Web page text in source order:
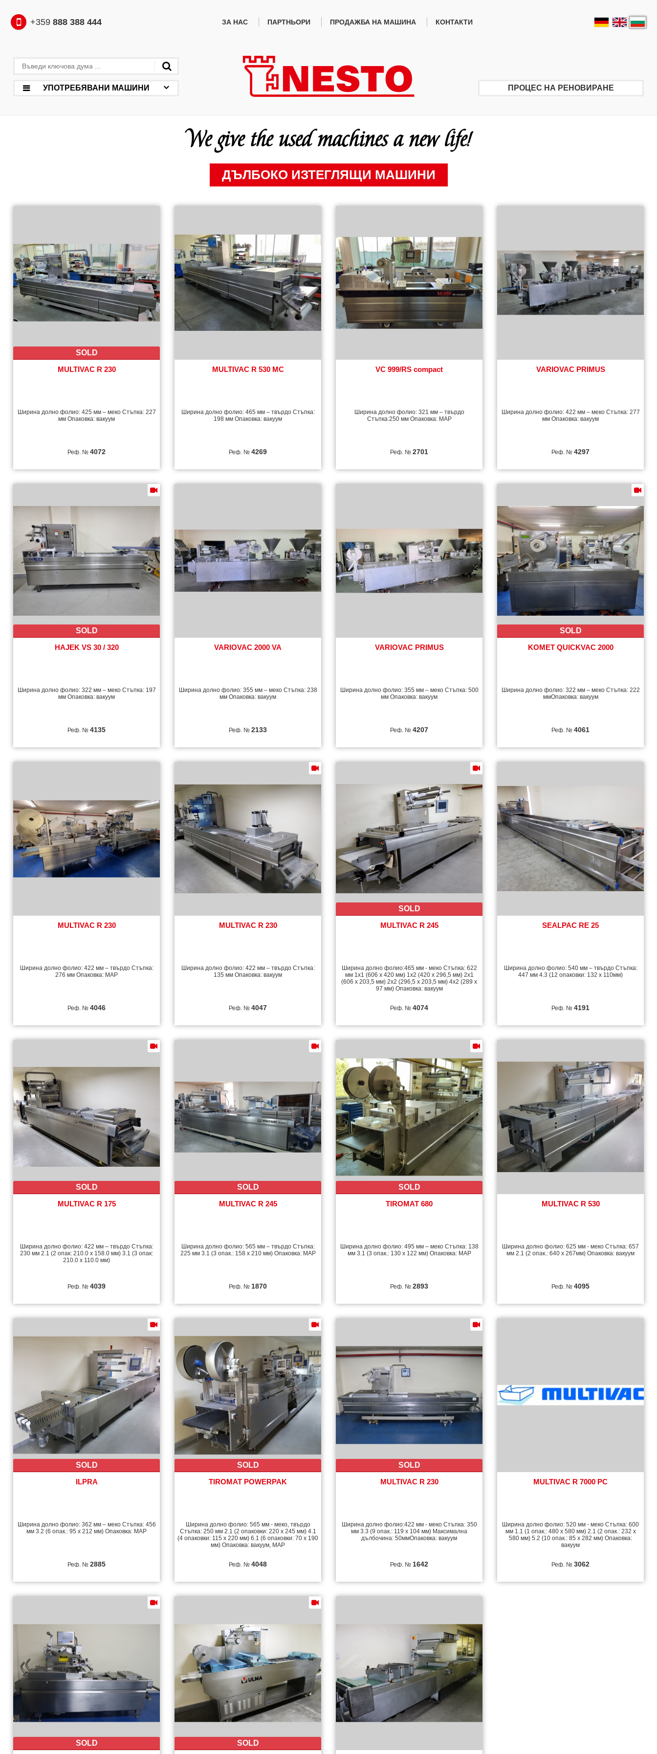
+359 888 388 444 ЗА НАС ПАРТНЬОРИ ПРОДАЖБА НА МАШИНА КОНТАКТИ
УПОТРЕБЯВАНИ МАШИНИ ПРОЦЕС НА РЕНОВИРАНЕ
We give the used machines a new life!
ДЪЛБОКО ИЗТЕГЛЯЩИ МАШИНИ
SOLD
MULTIVAC R 230
Ширина долно фолио: 425 мм – меко Стъпка: 227
мм Опаковка: вакуум
Реф. № 4072
MULTIVAC R 530 MC
Ширина долно фолио: 465 мм – твърдо Стъпка:
198 мм Опаковка: вакуум
Реф. № 4269
VC 999/RS compact
Ширина долно фолио: 321 мм – твърдо
Стъпка:250 мм Опаковка: MAP
Реф. № 2701
VARIOVAC PRIMUS
Ширина долно фолио: 422 мм – меко Стъпка: 277
мм Опаковка: вакуум
Реф. № 4297
SOLD
HAJEK VS 30 / 320
Ширина долно фолио: 322 мм – меко Стъпка: 197
мм Опаковка: вакуум
Реф. № 4135
VARIOVAC 2000 VA
Ширина долно фолио: 355 мм – меко Стъпка: 238
мм Опаковка: вакуум
Реф. № 2133
VARIOVAC PRIMUS
Ширина долно фолио: 355 мм – меко Стъпка: 500
мм Опаковка: вакуум
Реф. № 4207
SOLD
KOMET QUICKVAC 2000
Ширина долно фолио: 322 мм – меко Стъпка: 222
ммОпаковка: вакуум
Реф. № 4061
MULTIVAC R 230
Ширина долно фолио: 422 мм – твърдо Стъпка:
276 мм Опаковка: MAP
Реф. № 4046
MULTIVAC R 230
Ширина долно фолио: 422 мм – твърдо Стъпка:
135 мм Опаковка: вакуум
Реф. № 4047
SOLD
MULTIVAC R 245
Ширина долно фолио:465 мм - меко Стъпка: 622
мм 1x1 (606 x 420 мм) 1х2 (420 x 296,5 мм) 2х1
(606 x 203,5 мм) 2х2 (296,5 x 203,5 мм) 4х2 (289 x
97 мм) Опаковка: вакуум
Реф. № 4074
SEALPAC RE 25
Ширина долно фолио: 540 мм – твърдо Стъпка:
447 мм 4.3 (12 опаковки: 132 x 110мм)
Реф. № 4191
SOLD
MULTIVAC R 175
Ширина долно фолио: 422 мм – твърдо Стъпка:
230 мм 2.1 (2 опак: 210.0 x 158.0 мм) 3.1 (3 опак:
210.0 x 110.0 мм)
Реф. № 4039
SOLD
MULTIVAC R 245
Ширина долно фолио: 565 мм – твърдо Стъпка:
225 мм 3.1 (3 опак.: 158 х 210 мм) Опаковка: MAP
Реф. № 1870
SOLD
TIROMAT 680
Ширина долно фолио: 495 мм – меко Стъпка: 138
мм 3.1 (3 опак.: 130 х 122 мм) Опаковка: MAP
Реф. № 2893
MULTIVAC R 530
Ширина долно фолио: 625 мм - меко Стъпка: 657
мм 2.1 (2 опак.: 640 x 267мм) Опаковка: вакуум
Реф. № 4095
SOLD
ILPRA
Ширина долно фолио: 362 мм – меко Стъпка: 456
мм 3.2 (6 опак.: 95 х 212 мм) Опаковка: MAP
Реф. № 2885
SOLD
TIROMAT POWERPAK
Ширина долно фолио: 565 мм - меко, твърдо
Стъпка: 250 мм 2.1 (2 опаковки: 220 х 245 мм) 4.1
(4 опаковки: 115 х 220 мм) 6.1 (6 опаковки: 70 х 190
мм) Опаковка: вакуум, MAP
Реф. № 4048
SOLD
MULTIVAC R 230
Ширина долно фолио:422 мм - меко Стъпка: 350
мм 3.3 (9 опак.: 119 х 104 мм) Максимална
дълбочина: 50ммОпаковка: вакуум
Реф. № 1642
MULTIVAC R 7000 PC
Ширина долно фолио: 520 мм - меко Стъпка: 600
мм 1.1 (1 опак.: 480 х 580 мм) 2.1 (2 опак.: 232 x
580 мм) 5.2 (10 опак.: 85 х 282 мм) Опаковка:
вакуум
Реф. № 3062
SOLD SOLD